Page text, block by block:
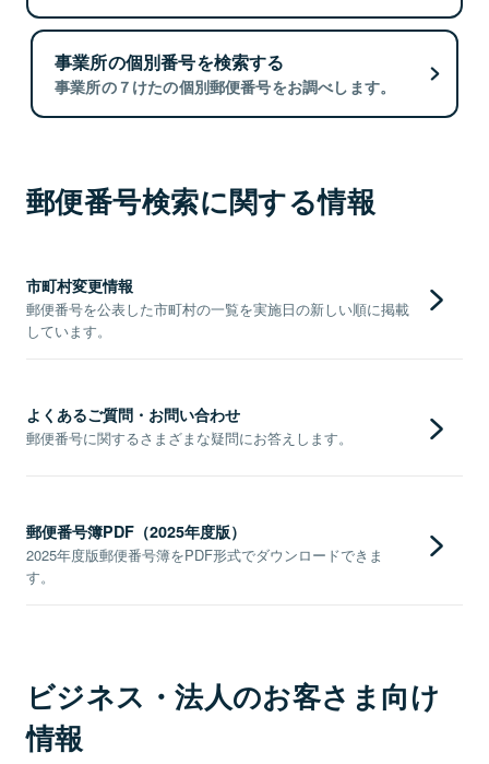
事業所の個別番号を検索する
事業所の７けたの個別郵便番号をお調べします。
郵便番号検索に関する情報
市町村変更情報
郵便番号を公表した市町村の一覧を実施日の新しい順に掲載
しています。
よくあるご質問・お問い合わせ
郵便番号に関するさまざまな疑問にお答えします。
郵便番号簿PDF（2025年度版）
2025年度版郵便番号簿をPDF形式でダウンロードできま
す。
ビジネス・法人のお客さま向け
情報